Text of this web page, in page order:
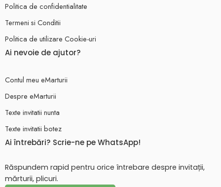
Politica de confidentialitate
Termeni si Conditii
Politica de utilizare Cookie-uri
Ai nevoie de ajutor?
Contul meu eMarturii
Despre eMarturii
Texte invitatii nunta
Texte invitatii botez
Ai întrebări? Scrie-ne pe WhatsApp!
Răspundem rapid pentru orice întrebare despre invitații,
mărturii, plicuri.